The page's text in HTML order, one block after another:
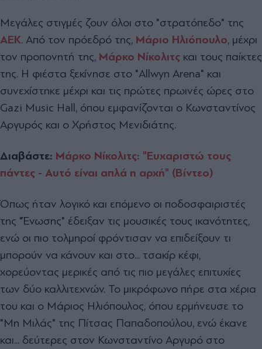
Μεγάλες στιγμές ζουν όλοι στο "στρατόπεδο" της
ΑΕΚ. Από τον πρόεδρό της, Μάριο Ηλιόπουλο, μέχρι
τον προπονητή της, Μάρκο Νίκολιτς και τους παίκτες
της. Η φιέστα ξεκίνησε στο "Allwyn Arena" και
συνεχίστηκε μέχρι και τις πρώτες πρωινές ώρες στο
Gazi Music Hall, όπου εμφανίζονται ο Κωνσταντίνος
Αργυρός και ο Χρήστος Μενιδιάτης.
Διαβάστε: Μάρκο Νίκολιτς: "Ευχαριστώ τους
πάντες - Αυτό είναι απλά η αρχή" (Βίντεο)
Όπως ήταν λογικό και επόμενο οι ποδοσφαιριστές
της "Ένωσης" έδειξαν τις μουσικές τους ικανότητες,
ενώ οι πιο τολμηροί φρόντισαν να επιδείξουν τι
μπορούν να κάνουν και στο... τσακίρ κέφι,
χορεύοντας μερικές από τις πιο μεγάλες επιτυχίες
των δύο καλλιτεχνών. Το μικρόφωνο πήρε στα χέρια
του και ο Μάριος Ηλιόπουλος, όπου ερμήνευσε το
"Μη Μιλάς" της Πίτσας Παπαδοπούλου, ενώ έκανε
και... δεύτερες στον Κωνσταντίνο Αργυρό στο